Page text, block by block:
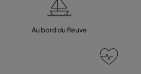
Au bord du fleuve